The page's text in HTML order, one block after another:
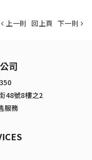
上一則 回上頁 下一則
司
48號8樓之2
服務